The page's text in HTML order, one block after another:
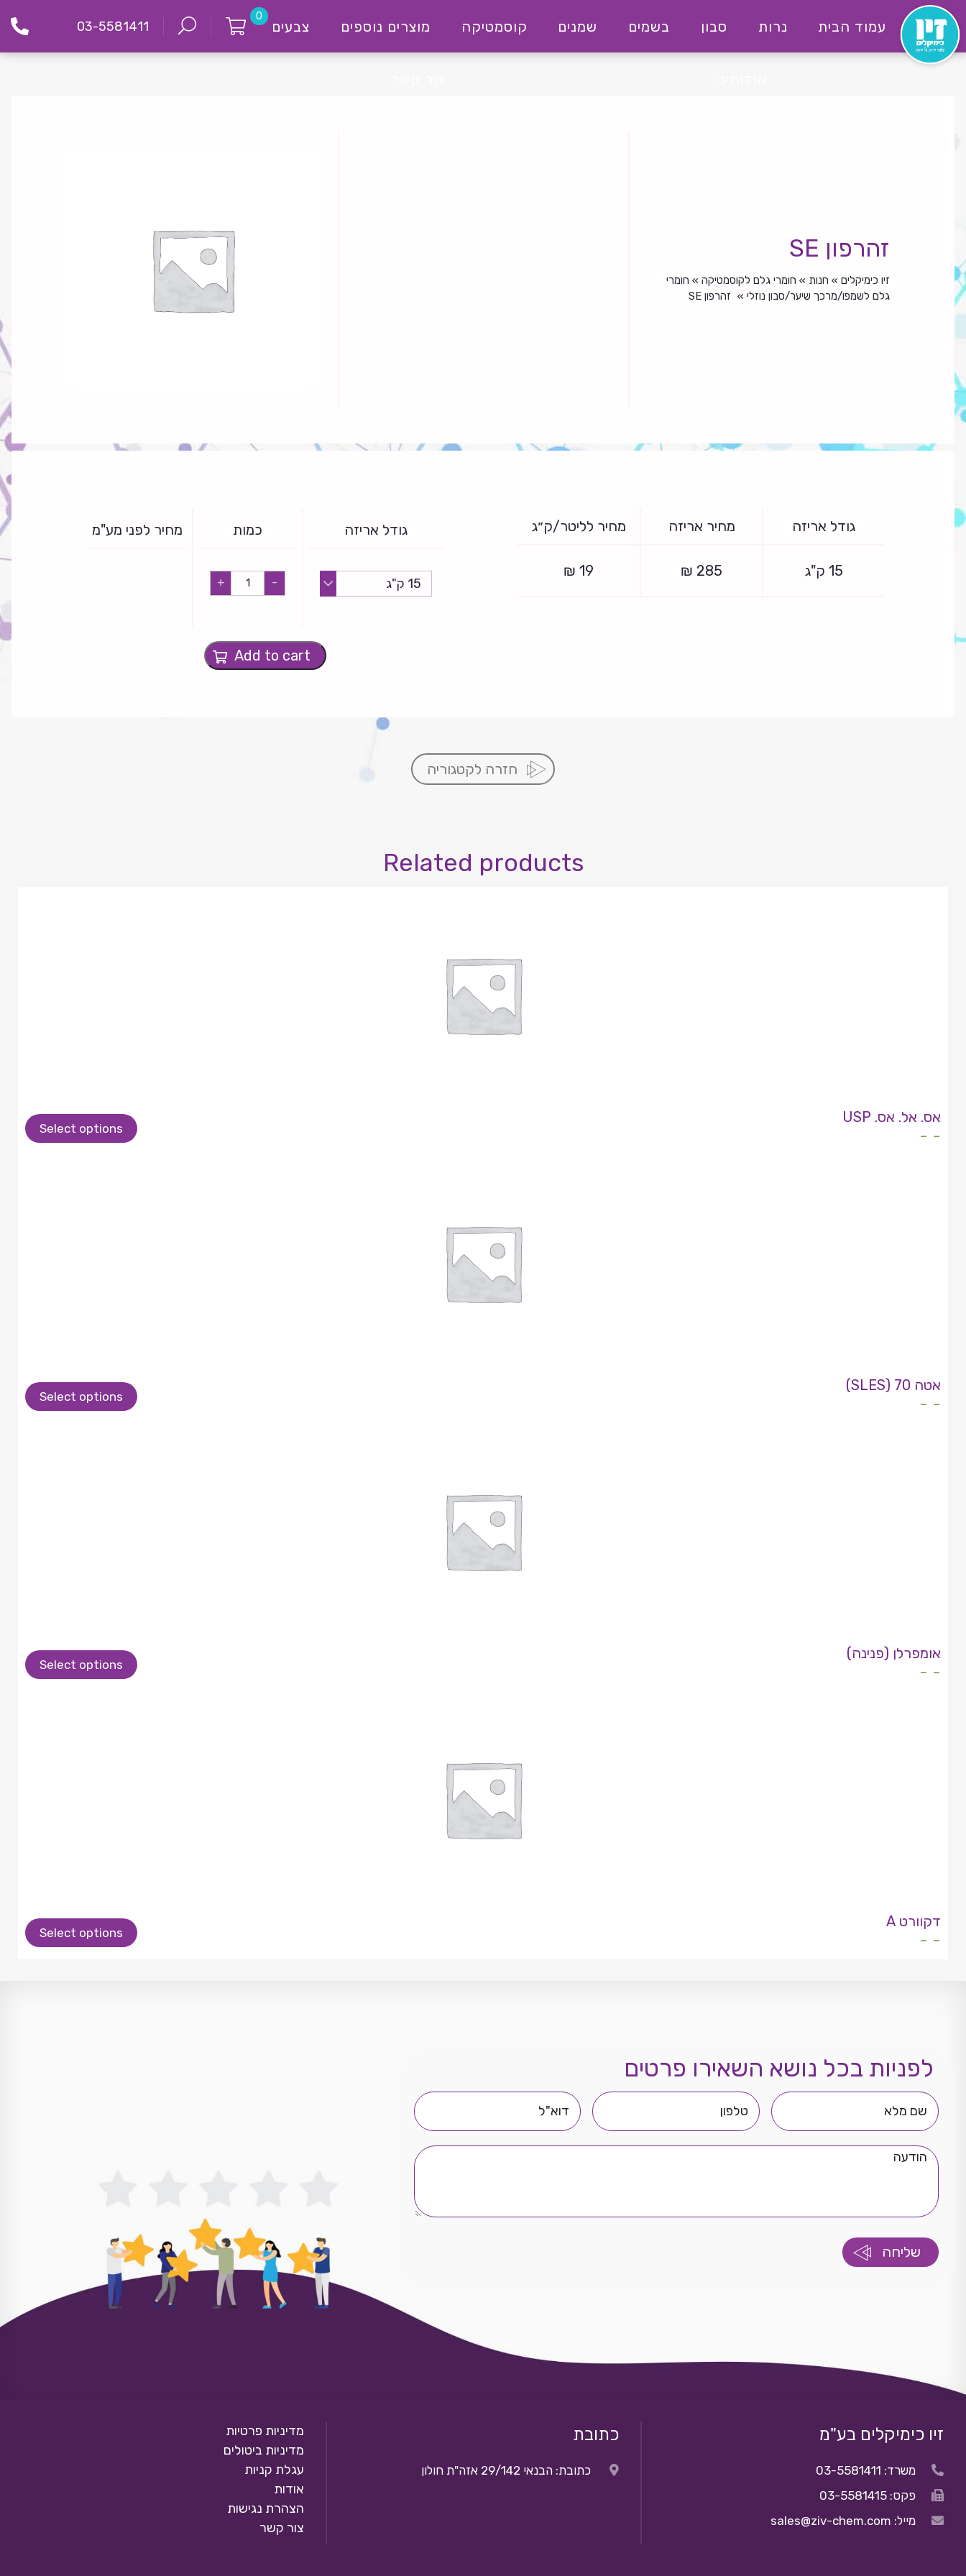
דלג
לתוכן
זיו
כימקילים
עמוד הבית נרות סבון בשמים שמנים קוסמטיקה מוצרים נוספים צבעים
0
03-5581411
זהרפון SE
זיו כימיקלים » חנות » חומרי גלם לקוסמטיקה » חומרי
גלם לשמפו/מרכך שיער/סבון נוזלי » זהרפון SE
גודל אריזה מחיר אריזה מחיר לליטר/ק״ג
15 ק"ג 285
₪
19
₪
גודל אריזה כמות
-
זהרפון
SE
+
מחיר לפני מע"מ
Add to cart
חזרה לקטגוריה
Related products
אס. אל. אס. USP
- -
Select options
אטה 70 (SLES)
- -
Select options
אומפרלן (פנינה)
- -
Select options
דקוורט A
- -
Select options
לפניות בכל נושא השאירו פרטים
שם
מלא
טלפון דוא"ל
הודעה
זיו כימיקלים בע"מ
משרד: 03-5581411
פקס: 03-5581415
מייל: sales@ziv-chem.com
כתובת
כתובת: הבנאי 29/142 אזה"ת חולון
מדיניות פרטיות
מדיניות ביטולים
עגלת קניות
אודות
הצהרת נגישות
צור קשר